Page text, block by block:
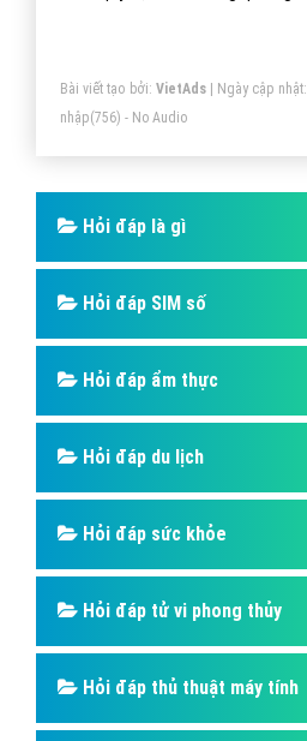
Bài viết tạo bởi: VietAds| Ngày cập nhật:
nhập(756) - No Audio
Hỏi đáp là gì
Hỏi đáp SIM số
Hỏi đáp ẩm thực
Hỏi đáp du lịch
Hỏi đáp sức khỏe
Hỏi đáp tử vi phong thủy
Hỏi đáp thủ thuật máy tính